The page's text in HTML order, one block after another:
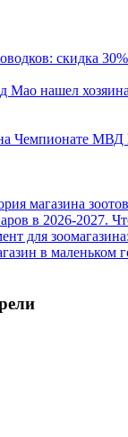
скидка
Мао нашел
МВД
магазина
в 2026-2027.
для
в маленьком